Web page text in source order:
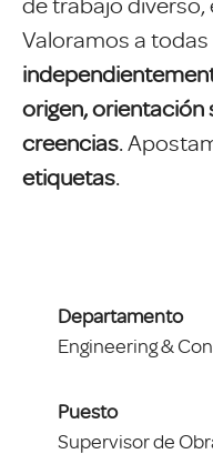
de trabajo diverso,
Valoramos a
origen, orientación
creencias.
etiquetas.
Departamento
Engineering &
Puesto
Supervisor de